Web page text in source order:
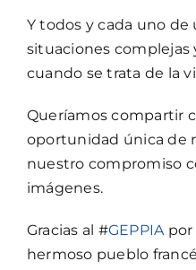
Y todos y cada uno
situaciones
cuando se trata de la
Queríamos compartir
oportunidad única de
nuestro compromiso
imágenes.
Gracias al #GEPPIApor
hermoso pueblo